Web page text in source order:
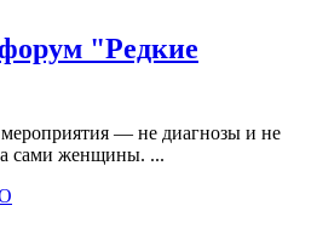
"Редкие
— не диагнозы и не
сами женщины. ...